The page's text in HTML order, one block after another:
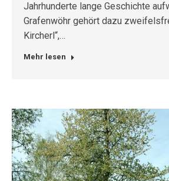
Jahrhunderte lange Geschichte
Grafenwöhr gehört dazu
Kircherl“,…
Mehr lesen